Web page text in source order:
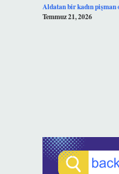
Aldatan bir kadın pişman
Temmuz 21, 2026